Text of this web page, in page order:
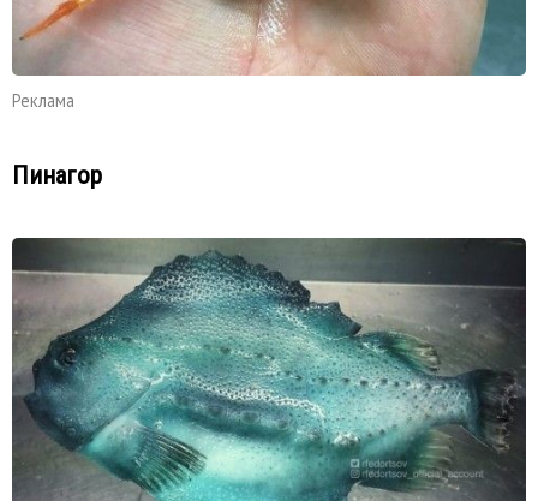
Реклама
Пинагор